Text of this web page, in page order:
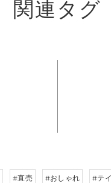
関連タグ
#直売 #おしゃれ #テ